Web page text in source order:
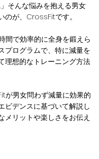
そんな悩みを抱える男女
のが、CrossFitです。
間で効率的に全身を鍛えら
プログラムで、特に減量を
理想的なトレーニング方法
が男女問わず減量に効果的
ビデンスに基づいて解説し
メリットや楽しさをお伝え